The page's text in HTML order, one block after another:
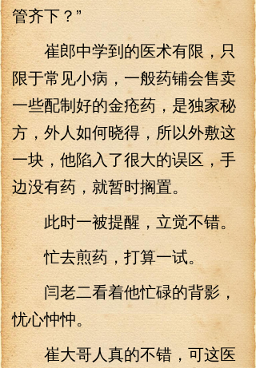
管齐下？”
崔郎中学到的医术有限，只
限于常见小病，一般药铺会售卖
一些配制好的金疮药，是独家秘
方，外人如何晓得，所以外敷这
一块，他陷入了很大的误区，手
边没有药，就暂时搁置。
此时一被提醒，立觉不错。
忙去煎药，打算一试。
闫老二看着他忙碌的背影，
忧心忡忡。
崔大哥人真的不错，可这医